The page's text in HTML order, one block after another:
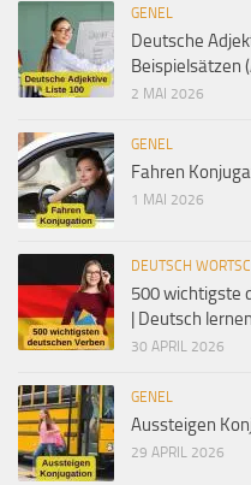
GENEL
Deutsche
Beispielsätzen
2 MAI 2026
GENEL
Fahren
1 MAI 2026
DEUTSCH
500 wichtigste
| Deutsch
30 APRIL 2026
GENEL
Aussteigen
29 APRIL 2026